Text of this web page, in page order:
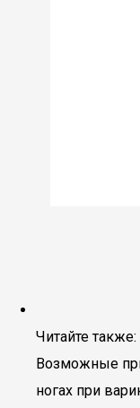
Читайте также:
Возможные
ногах при